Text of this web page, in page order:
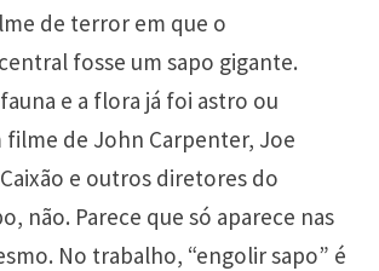
de terror em que o
fosse um sapo gigante.
e a flora já foi astro ou
filme de John Carpenter, Joe
e outros diretores do
não. Parece que só aparece nas
No trabalho, “engolir sapo” é